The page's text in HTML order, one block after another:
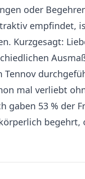
oder
empfindet,
Kurzgesagt:
mal verliebt
gaben 53 % der
begehrt,